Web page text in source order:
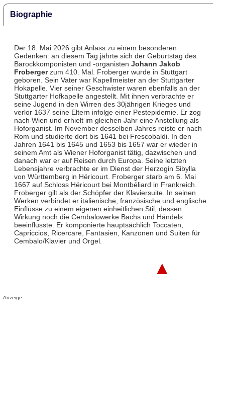
Biographie
Der 18. Mai 2026 gibt Anlass zu einem besonderen
Gedenken: an diesem Tag jährte sich der Geburtstag des
Barockkomponisten und -organisten Johann Jakob
Frobergerzum 410. Mal. Froberger wurde in Stuttgart
geboren. Sein Vater war Kapellmeister an der Stuttgarter
Hokapelle. Vier seiner Geschwister waren ebenfalls an der
Stuttgarter Hofkapelle angestellt. Mit ihnen verbrachte er
seine Jugend in den Wirren des 30jährigen Krieges und
verlor 1637 seine Eltern infolge einer Pestepidemie. Er zog
nach Wien und erhielt im gleichen Jahr eine Anstellung als
Hoforganist. Im November desselben Jahres reiste er nach
Rom und studierte dort bis 1641 bei Frescobaldi. In den
Jahren 1641 bis 1645 und 1653 bis 1657 war er wieder in
seinem Amt als Wiener Hoforganist tätig, dazwischen und
danach war er auf Reisen durch Europa. Seine letzten
Lebensjahre verbrachte er im Dienst der Herzogin Sibylla
von Württemberg in Héricourt. Froberger starb am 6. Mai
1667 auf Schloss Héricourt bei Montbéliard in Frankreich.
Froberger gilt als der Schöpfer der Klaviersuite. In seinen
Werken verbindet er italienische, französische und englische
Einflüsse zu einem eigenen einheitlichen Stil, dessen
Wirkung noch die Cembalowerke Bachs und Händels
beeinflusste. Er komponierte hauptsächlich Toccaten,
Capriccios, Ricercare, Fantasien, Kanzonen und Suiten für
Cembalo/Klavier und Orgel.
▲
Anzeige